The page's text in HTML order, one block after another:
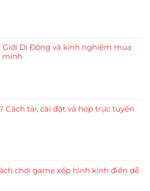
Giới Di Động và kinh nghiệm mua
minh
Cách tải, cài đặt và họp trực tuyến
chơi game xếp hình kinh điển dễ